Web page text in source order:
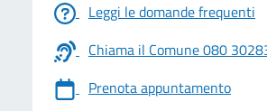
Leggi le domande frequenti
Chiama il Comune 080
Prenota appuntamento